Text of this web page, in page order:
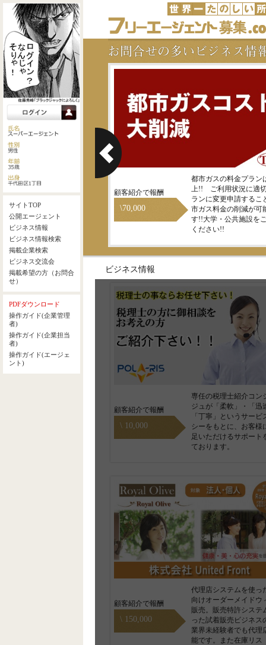
地震保険に入っている家主様
都市ガスの料金プラン
上!! ご利用状況に適
ランに変更申請するこ
市ガス料金の削減が可
す!!大学・公共施設を
ください!!
\70,000
顧客紹介で報酬
ビジネス情報
専任の税理士紹介コン
ジュが「柔軟」・「迅
「丁寧」というサービ
シーをもとに、お客様
足いただけるサポート
ております。
\ 10,000
顧客紹介で報酬
代理店システムを使っ
向けオーダーメイドウ
販売。販売特許システ
った試着販売ビジネス
業界未経験者でも代理
能です。また在庫リス
\ 150,000
顧客紹介で報酬